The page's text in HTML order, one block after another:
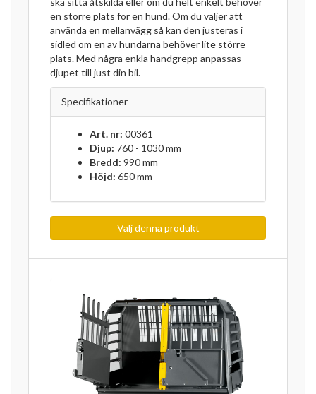
en större plats för en hund. Om du väljer att
använda en mellanvägg så kan den justeras i
sidled om en av hundarna behöver lite större
plats. Med några enkla handgrepp anpassas
djupet till just din bil.
Specifikationer
Art. nr: 00361
Djup: 760 - 1030 mm
Bredd: 990 mm
Höjd: 650 mm
Välj denna produkt